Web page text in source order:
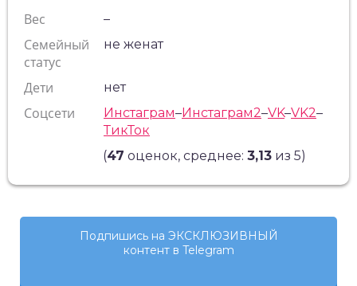
Вес –
Семейный
статус
не женат
Дети нет
Соцсети Инстаграм–Инстаграм2–VK–VK2–
ТикТок
(47 оценок, среднее: 3,13из 5)
Подпишись на ЭКСКЛЮЗИВНЫЙ
контент в Telegram